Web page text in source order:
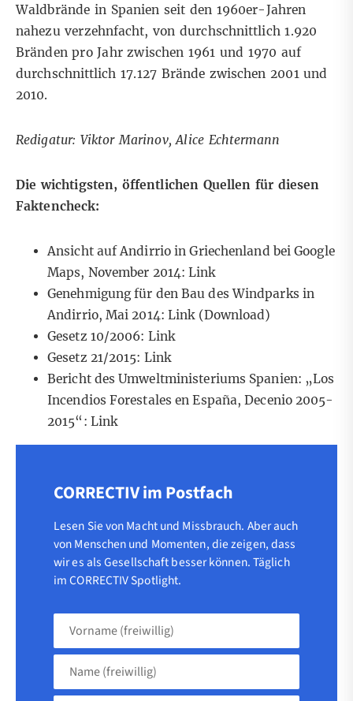
Waldbrände in Spanien seit den 1960er-Jahren
nahezu verzehnfacht, von durchschnittlich 1.920
Bränden pro Jahr zwischen 1961 und 1970 auf
durchschnittlich 17.127 Brände zwischen 2001 und
2010.
Redigatur: Viktor Marinov, Alice Echtermann
Die wichtigsten, öffentlichen Quellen für diesen
Faktencheck:
Ansicht auf Andirrio in Griechenland bei Google
Maps, November 2014:Link
Genehmigung für den Bau des Windparks in
Andirrio, Mai 2014: Link(Download)
Gesetz 10/2006: Link
Gesetz 21/2015: Link
Bericht des Umweltministeriums Spanien: „Los
Incendios Forestales en España, Decenio 2005-
2015“: Link
CORRECTIV im Postfach
Lesen Sie von Macht und Missbrauch. Aber auch
von Menschen und Momenten, die zeigen, dass
wir es als Gesellschaft besser können. Täglich
im CORRECTIV Spotlight.
Vorname
Name
(freiwillig)